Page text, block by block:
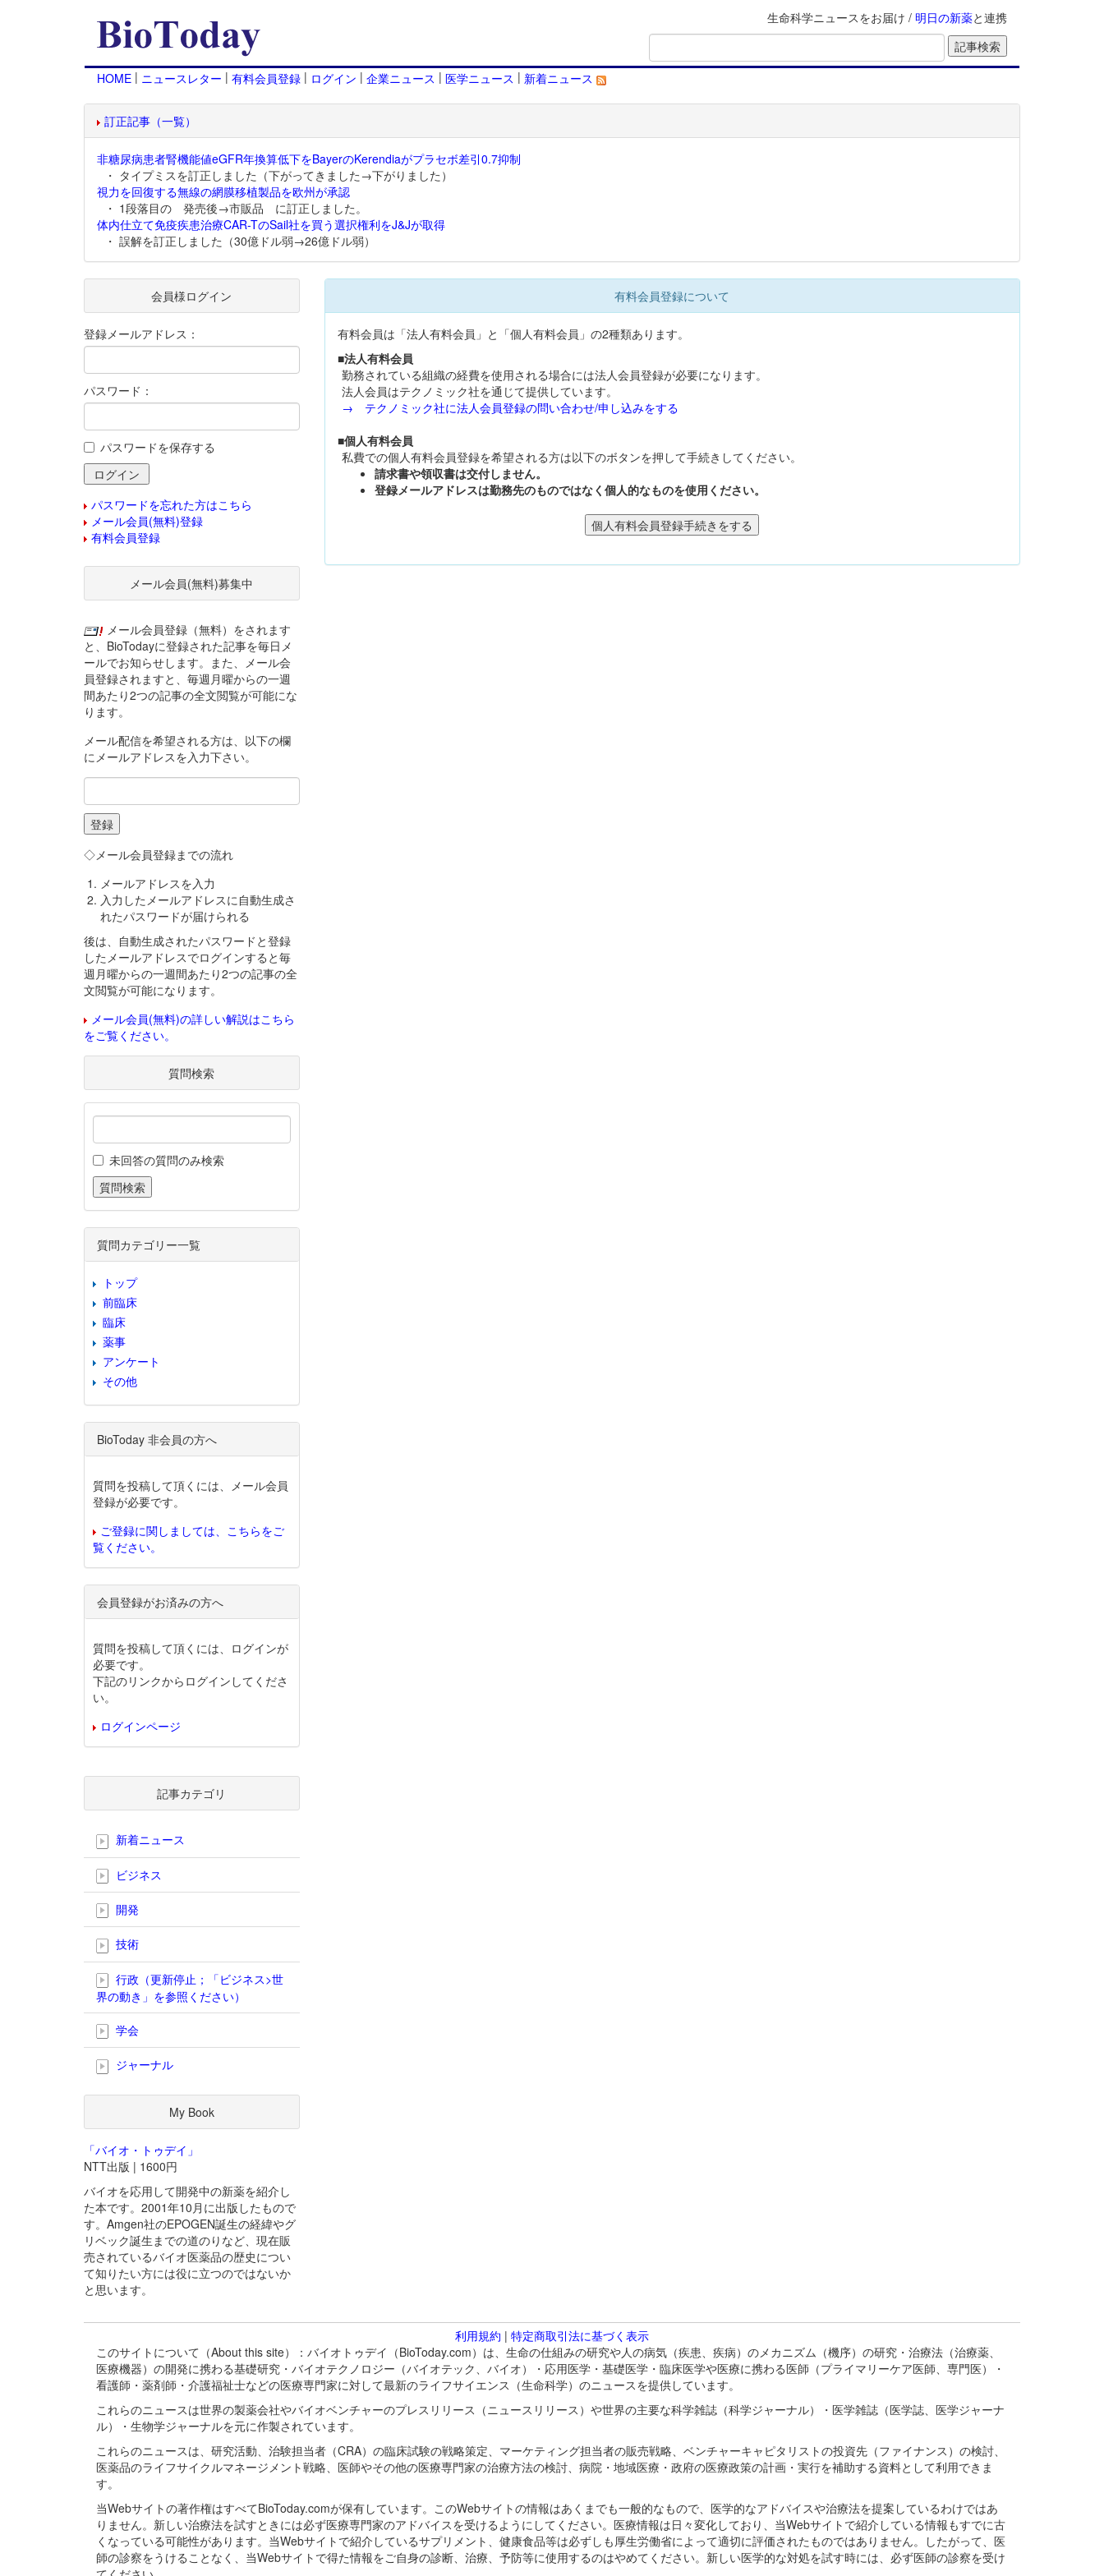
生命科学ニュースをお届け / 明日の新薬と連携
HOME | ニュースレター | 有料会員登録 | ログイン | 企業ニュース | 医学ニュース | 新着ニュース
訂正記事（一覧）
非糖尿病患者腎機能値eGFR年換算低下をBayerのKerendiaがプラセボ差引0.7抑制
・ タイプミスを訂正しました（下がってきました→下がりました）
視力を回復する無線の網膜移植製品を欧州が承認
・ 1段落目の 発売後→市販品 に訂正しました。
体内仕立て免疫疾患治療CAR-TのSail社を買う選択権利をJ&Jが取得
・ 誤解を訂正しました（30億ドル弱→26億ドル弱）
有料会員登録について
有料会員は「法人有料会員」と「個人有料会員」の2種類あります。
■法人有料会員
勤務されている組織の経費を使用される場合には法人会員登録が必要になります。
法人会員はテクノミック社を通じて提供しています。
→ テクノミック社に法人会員登録の問い合わせ/申し込みをする
■個人有料会員
私費での個人有料会員登録を希望される方は以下のボタンを押して手続きしてください。
請求書や領収書は交付しません。
登録メールアドレスは勤務先のものではなく個人的なものを使用ください。
会員様ログイン
登録メールアドレス：
パスワード：
パスワードを保存する
パスワードを忘れた方はこちら
メール会員(無料)登録
有料会員登録
メール会員(無料)募集中
メール会員登録（無料）をされます
と、BioTodayに登録された記事を毎日メ
ールでお知らせします。また、メール会
員登録されますと、毎週月曜からの一週
間あたり2つの記事の全文閲覧が可能にな
ります。
メール配信を希望される方は、以下の欄
にメールアドレスを入力下さい。
◇メール会員登録までの流れ
メールアドレスを入力
入力したメールアドレスに自動生成さ
れたパスワードが届けられる
後は、自動生成されたパスワードと登録
したメールアドレスでログインすると毎
週月曜からの一週間あたり2つの記事の全
文閲覧が可能になります。
メール会員(無料)の詳しい解説はこちら
をご覧ください。
質問検索
未回答の質問のみ検索
質問カテゴリー一覧
トップ
前臨床
臨床
薬事
アンケート
その他
BioToday 非会員の方へ
質問を投稿して頂くには、メール会員
登録が必要です。
ご登録に関しましては、こちらをご
覧ください。
会員登録がお済みの方へ
質問を投稿して頂くには、ログインが
必要です。
下記のリンクからログインしてくださ
い。
ログインページ
記事カテゴリ
新着ニュース
ビジネス
開発
技術
行政（更新停止；「ビジネス>世
界の動き」を参照ください）
学会
ジャーナル
My Book
「バイオ・トゥデイ」
NTT出版 | 1600円
バイオを応用して開発中の新薬を紹介し
た本です。2001年10月に出版したもので
す。Amgen社のEPOGEN誕生の経緯やグ
リベック誕生までの道のりなど、現在販
売されているバイオ医薬品の歴史につい
て知りたい方には役に立つのではないか
と思います。
利用規約 | 特定商取引法に基づく表示
このサイトについて（About this site）：バイオトゥデイ（BioToday.com）は、生命の仕組みの研究や人の病気（疾患、疾病）のメカニズム（機序）の研究・治療法（治療薬、
医療機器）の開発に携わる基礎研究・バイオテクノロジー（バイオテック、バイオ）・応用医学・基礎医学・臨床医学や医療に携わる医師（プライマリーケア医師、専門医）・
看護師・薬剤師・介護福祉士などの医療専門家に対して最新のライフサイエンス（生命科学）のニュースを提供しています。
これらのニュースは世界の製薬会社やバイオベンチャーのプレスリリース（ニュースリリース）や世界の主要な科学雑誌（科学ジャーナル）・医学雑誌（医学誌、医学ジャーナ
ル）・生物学ジャーナルを元に作製されています。
これらのニュースは、研究活動、治験担当者（CRA）の臨床試験の戦略策定、マーケティング担当者の販売戦略、ベンチャーキャピタリストの投資先（ファイナンス）の検討、
医薬品のライフサイクルマネージメント戦略、医師やその他の医療専門家の治療方法の検討、病院・地域医療・政府の医療政策の計画・実行を補助する資料として利用できま
す。
当Webサイトの著作権はすべてBioToday.comが保有しています。このWebサイトの情報はあくまでも一般的なもので、医学的なアドバイスや治療法を提案しているわけではあ
りません。新しい治療法を試すときには必ず医療専門家のアドバイスを受けるようにしてください。医療情報は日々変化しており、当Webサイトで紹介している情報もすでに古
くなっている可能性があります。当Webサイトで紹介しているサプリメント、健康食品等は必ずしも厚生労働省によって適切に評価されたものではありません。したがって、医
師の診察をうけることなく、当Webサイトで得た情報をご自身の診断、治療、予防等に使用するのはやめてください。新しい医学的な対処を試す時には、必ず医師の診察を受け